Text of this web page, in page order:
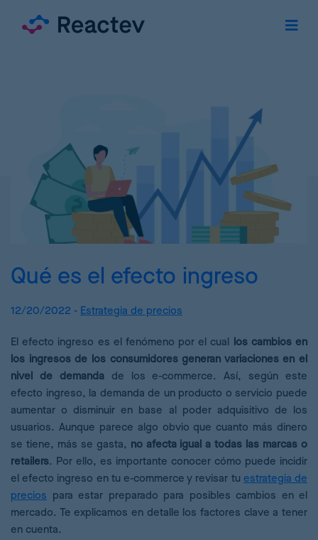
Qué es el efecto ingreso
12/20/2022 - Estrategia de precios
El efecto ingreso es el fenómeno por el cual los cambios en
los ingresos de los consumidores generan variaciones en el
nivel de demandade los e-commerce. Así, según este
efecto ingreso, la demanda de un producto o servicio puede
aumentar o disminuir en base al poder adquisitivo de los
usuarios. Aunque parece algo obvio que cuanto más dinero
se tiene, más se gasta, no afecta igual a todas las marcas o
retailers. Por ello, es importante conocer cómo puede incidir
el efecto ingreso en tu e-commerce y revisar tu estrategia de
precios para estar preparado para posibles cambios en el
mercado. Te explicamos en detalle los factores clave a tener
en cuenta.